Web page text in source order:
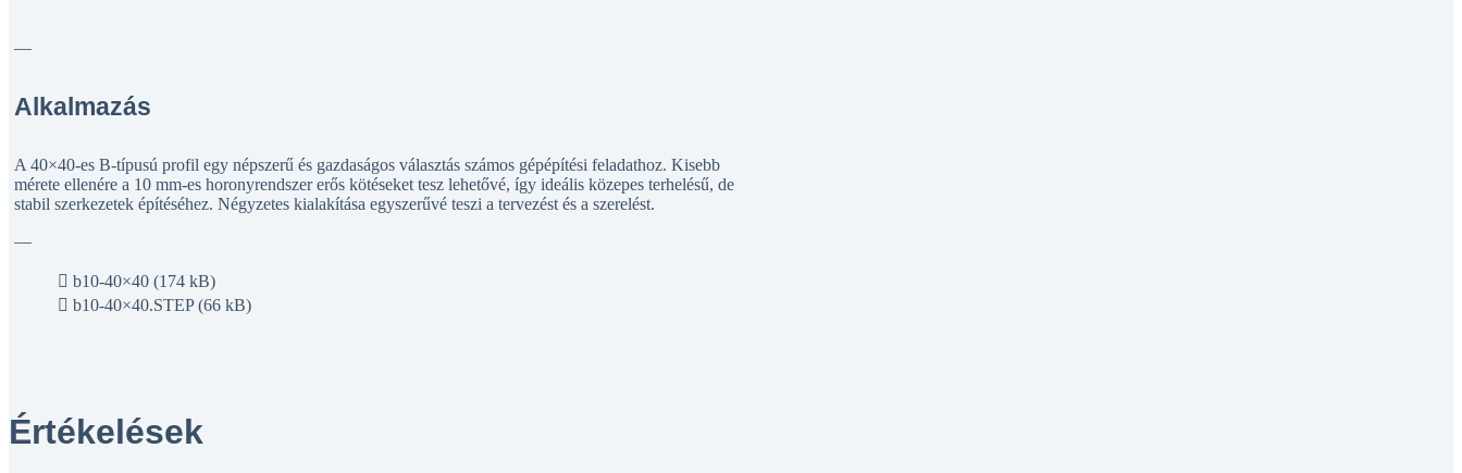
—
Alkalmazás
A 40×40-es B-típusú profil egy népszerű és gazdaságos választás számos gépépítési feladathoz. Kisebb
mérete ellenére a 10 mm-es horonyrendszer erős kötéseket tesz lehetővé, így ideális közepes terhelésű, de
stabil szerkezetek építéséhez. Négyzetes kialakítása egyszerűvé teszi a tervezést és a szerelést.
—
b10-40×40 (174 kB)
b10-40×40.STEP (66 kB)
Értékelések